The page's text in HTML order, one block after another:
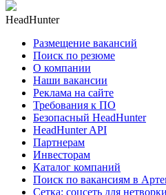
HeadHunter
Размещение вакансий
Поиск по резюме
О компании
Наши вакансии
Реклама на сайте
Требования к ПО
Безопасный HeadHunter
HeadHunter API
Партнерам
Инвесторам
Каталог компаний
Поиск по вакансиям в
Сетка: соцсеть для